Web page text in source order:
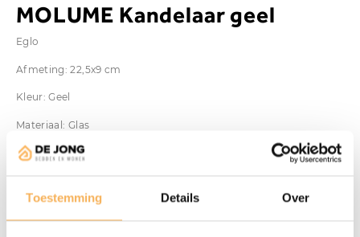
Toestemming Details Over
MOLUME Kandelaar geel
Eglo
Afmeting: 22,5x9 cm
Kleur: Geel
Materiaal: Glas
Vanaf
Aanwezig in de showroom